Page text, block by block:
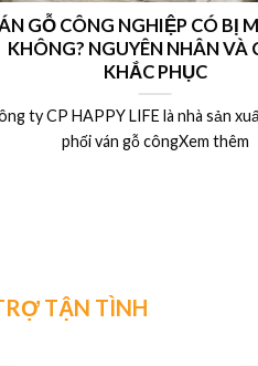
GỖ CÔNG NGHIỆP CÓ BỊ
KHÔNG? NGUYÊN NHÂN VÀ
KHẮC PHỤC
ty CP HAPPY LIFE là nhà sản
phối ván gỗ côngXem thêm
TẬN TÌNH